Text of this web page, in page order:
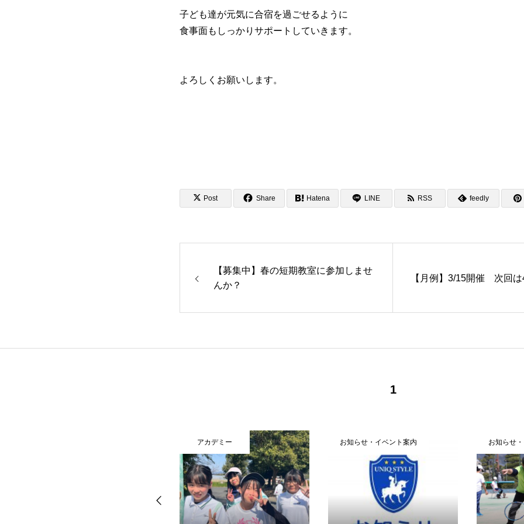
子ども達が元気に合宿を過ごせるように
食事面もしっかりサポートしていきます。
よろしくお願いします。
Post Share Hatena LINE RSS feedly
【募集中】春の短期教室に参加しませ
んか？
【月例】3/15開催 次回は
1
アカデミー お知らせ・イベント案内 お知らせ